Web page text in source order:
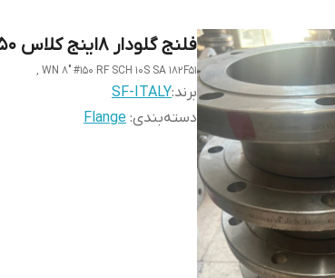
فلنج گلودار 8اینج کلاس 150 رده 10 اس از جنس SA182F51
WN 8" #150 RF SCH 10S SA 182F51 ,
برند:SF-ITALY
دسته‌بندی:
Flange